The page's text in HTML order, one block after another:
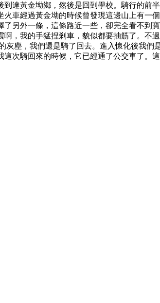
達黃金坳鄉，然後是回到學校。騎行的前
車經過黃金坳的時候曾發現這邊山上有一
另外一條，這條路近一些，卻完全看不到
，我的手猛捏剎車，貌似都要抽筋了。不
塵，我們還是騎了回去。進入懷化後我
次騎回來的時候，它已經通了公交車了。